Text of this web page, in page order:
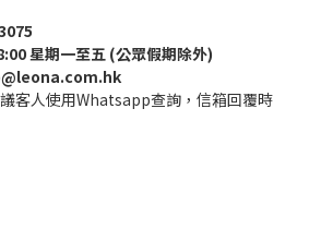
星期一至五 (公眾假期除外)
客人使用Whatsapp查詢，信箱回覆時